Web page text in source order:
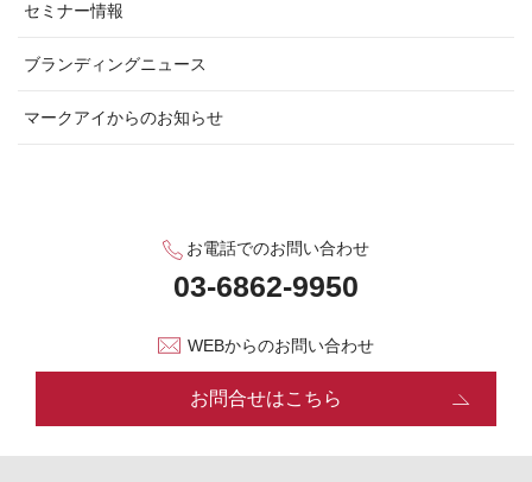
セミナー情報
ブランディングニュース
マークアイからのお知らせ
お電話でのお問い合わせ
WEBからのお問い合わせ
お問合せはこちら